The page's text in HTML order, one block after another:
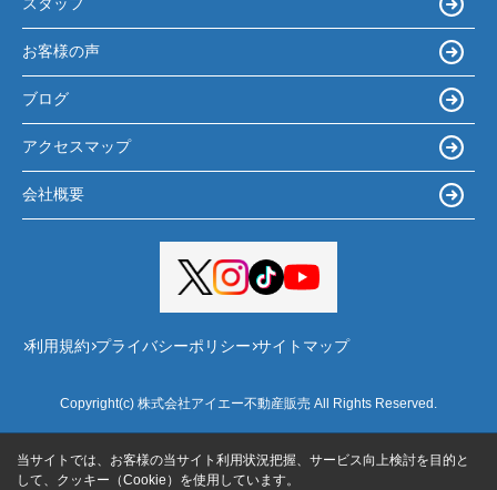
スタッフ
お客様の声
ブログ
アクセスマップ
会社概要
利用規約 プライバシーポリシー サイトマップ
Copyright(c) 株式会社アイエー不動産販売 All Rights Reserved.
当サイトでは、お客様の当サイト利用状況把握、サービス向上検討を目的と
して、クッキー（Cookie）を使用しています。